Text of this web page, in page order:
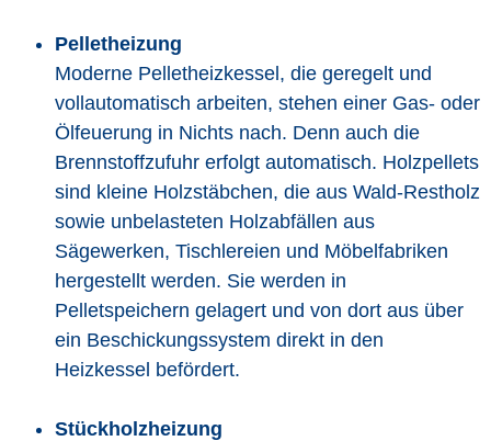
Pelletheizung
Moderne Pelletheizkessel, die geregelt und
vollautomatisch arbeiten, stehen einer Gas- oder
Ölfeuerung in Nichts nach. Denn auch die
Brennstoffzufuhr erfolgt automatisch. Holzpellets
sind kleine Holzstäbchen, die aus Wald-Restholz
sowie unbelasteten Holzabfällen aus
Sägewerken, Tischlereien und Möbelfabriken
hergestellt werden. Sie werden in
Pelletspeichern gelagert und von dort aus über
ein Beschickungssystem direkt in den
Heizkessel befördert.
Stückholzheizung